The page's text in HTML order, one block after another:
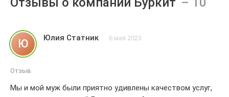
Ю Юлия Статник 6 мая 2023
Отзыв
Мы и мой муж были приятно удивлены качеством услуг,